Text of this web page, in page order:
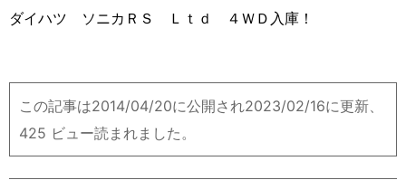
ダイハツ ソニカＲＳ Ｌｔｄ ４ＷＤ入庫！
この記事は2014/04/20に公開され2023/02/16に更新、
425 ビュー読まれました。